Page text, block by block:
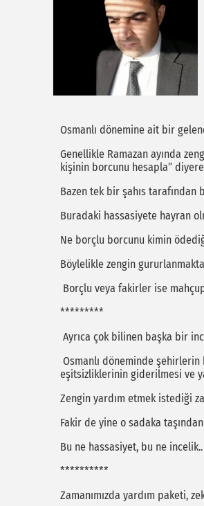
Osmanlı dönemine ait bir
Genellikle Ramazan ayında
kişinin borcunu hesapla”
Bazen tek bir şahıs tarafından
Buradaki hassasiyete hayran
Ne borçlu borcunu kimin
Böylelikle zengin
Borçlu veya fakirler ise
*********
Ayrıca çok bilinen başka bir
Osmanlı döneminde
eşitsizliklerinin giderilmesi ve
Zengin yardım etmek istediği
Fakir de yine o sadaka
Bu ne hassasiyet, bu ne incelik..
**********
Zamanımızda yardım paketi,